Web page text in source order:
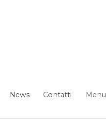
News Contatti Menu